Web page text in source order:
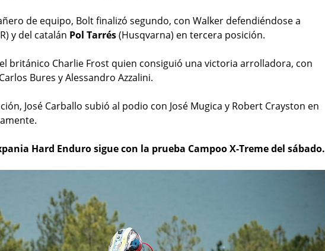
de equipo, Bolt finalizó segundo, con Walker defendiéndose a
y del catalán Pol Tarrés(Husqvarna) en tercera posición.
británico Charlie Frost quien consiguió una victoria arrolladora, con
Bures y Alessandro Azzalini.
José Carballo subió al podio con José Mugica y Robert Crayston en
Hard Enduro sigue con la prueba Campoo X-Treme del sábado.